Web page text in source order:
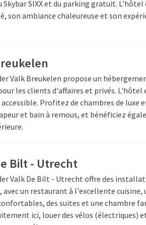
musées différents. Visitez
trains, ou visitez le musée
si vous sortez avec de
un tour à vélo ? Utrecht
le détour. Faites une
des Monuments à travers
est très beau et éducatif.
pourrez déguster une
hollandais sont
vous et profitez de la
!
Skybar SIXX et du parking gratuit.
son ambiance chaleureuse et son
Valk Breukelen propose un
les clients d'affaires et privés.
Profitez de chambres de luxe
et bain à remous, et bénéficiez
Bilt - Utrecht
Valk De Bilt - Utrecht offre des
un restaurant à l'excellente cuisine,
des suites et une chambre
ici, louer des vélos (électriques)